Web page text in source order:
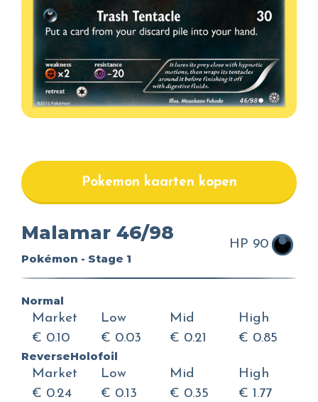
Pokemon kaarten kopen
Malamar 46/98
Pokémon - Stage 1
HP 90
Normal
Market
€ 0.10
Low
€ 0.03
Mid
€ 0.21
High
€ 0.85
ReverseHolofoil
Market
€ 0.24
Low
€ 0.13
Mid
€ 0.35
High
€ 1.77